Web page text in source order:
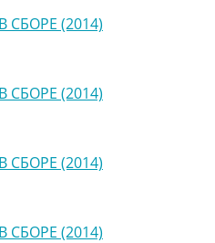
(2014)
(2014)
(2014)
(2014)